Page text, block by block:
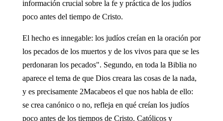
información crucial sobre la fe y práctica de los judíos
poco antes del tiempo de Cristo.
El hecho es innegable: los judíos creían en la oración por
los pecados de los muertos y de los vivos para que se les
perdonaran los pecados". Segundo, en toda la Biblia no
aparece el tema de que Dios creara las cosas de la nada,
y es precisamente 2Macabeos el que nos habla de ello:
se crea canónico o no, refleja en qué creían los judíos
poco antes de los tiempos de Cristo. Católicos y